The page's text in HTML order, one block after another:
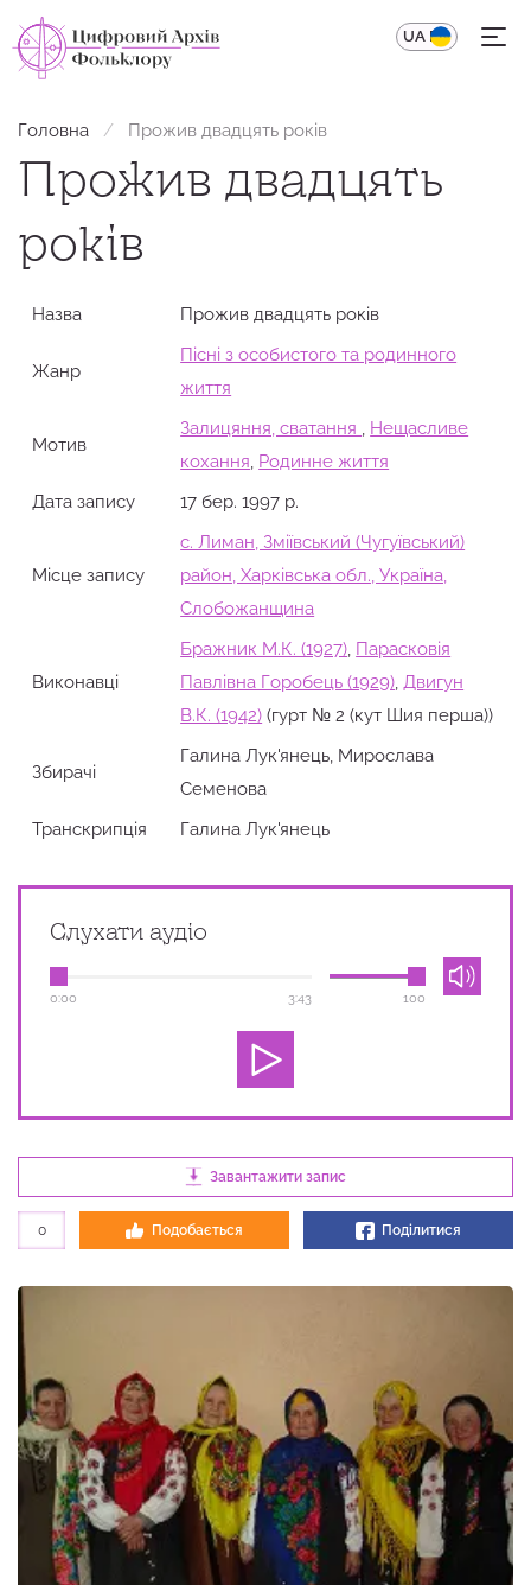
UA EN
Головна Прожив двадцять років
Прожив двадцять
років
Назва Прожив двадцять років
Жанр
Пісні з особистого та родинного
життя
Мотив
Залицяння, сватання
Нещасливе
кохання Родинне життя
Дата запису
17 бер. 1997 р.
Місце запису
с. Лиман, Зміївський (Чугуївський)
район, Харківська обл., Україна,
Слобожанщина
Виконавці
Бражник М.К. (1927) Парасковія
Павлівна Горобець (1929) Двигун
В.К. (1942) (гурт № 2 (кут Шия перша))
Збирачi
Галина Лук'янець, Мирослава
Семенова
Транскрипція
Галина Лук'янець
Слухати аудіо
0:00 3:43 100
Завантажити запис
0 Подобається Поділитися